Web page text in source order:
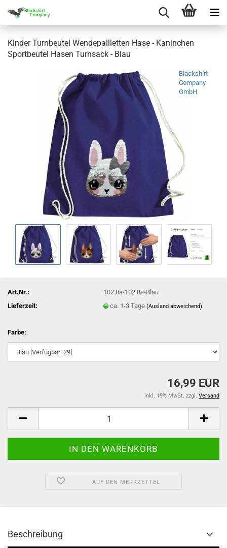
Kinder Turnbeutel Wendepailletten Hase - Kaninchen
Sportbeutel Hasen Turnsack - Blau
Blackshirt
Company
GmbH
Art.Nr.:
102.8a-102.8a-Blau
Lieferzeit:
ca. 1-3 Tage(Ausland abweichend)
Farbe:
16,99 EUR
inkl. 19% MwSt. zzgl. Versand
AUF DEN MERKZETTEL
Beschreibung